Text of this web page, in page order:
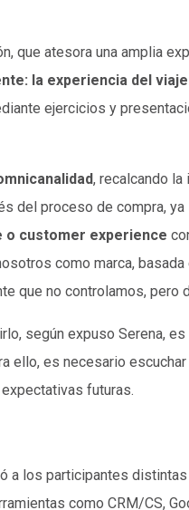
que atesora una amplia
la experiencia del
ejercicios y
, recalcando
del proceso de compra,
o customer experience
como marca,
que no controlamos, pero
según expuso Serena, es
ello, es necesario
futuras.
a los participantes
como CRM/CS,